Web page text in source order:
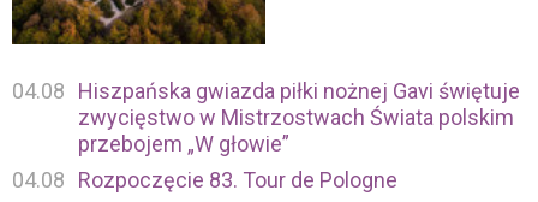
04.08
Hiszpańska gwiazda piłki nożnej Gavi świętuje
zwycięstwo w Mistrzostwach Świata polskim
przebojem „W głowie”
04.08
Rozpoczęcie 83. Tour de Pologne